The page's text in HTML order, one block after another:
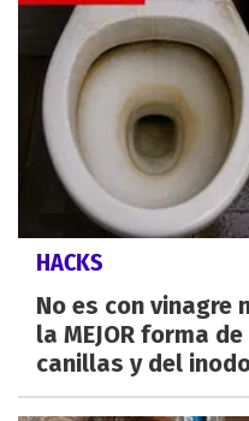
HACKS
No es con vinagre
la MEJOR forma
canillas y del